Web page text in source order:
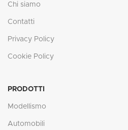
Chi siamo
Contatti
Privacy Policy
Cookie Policy
PRODOTTI
Modellismo
Automobili